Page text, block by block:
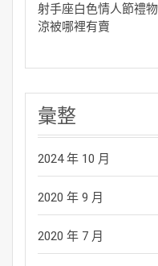
射手座白色情人節禮
涼被哪裡有賣
彙整
2024 年 10 月
2020 年 9 月
2020 年 7 月